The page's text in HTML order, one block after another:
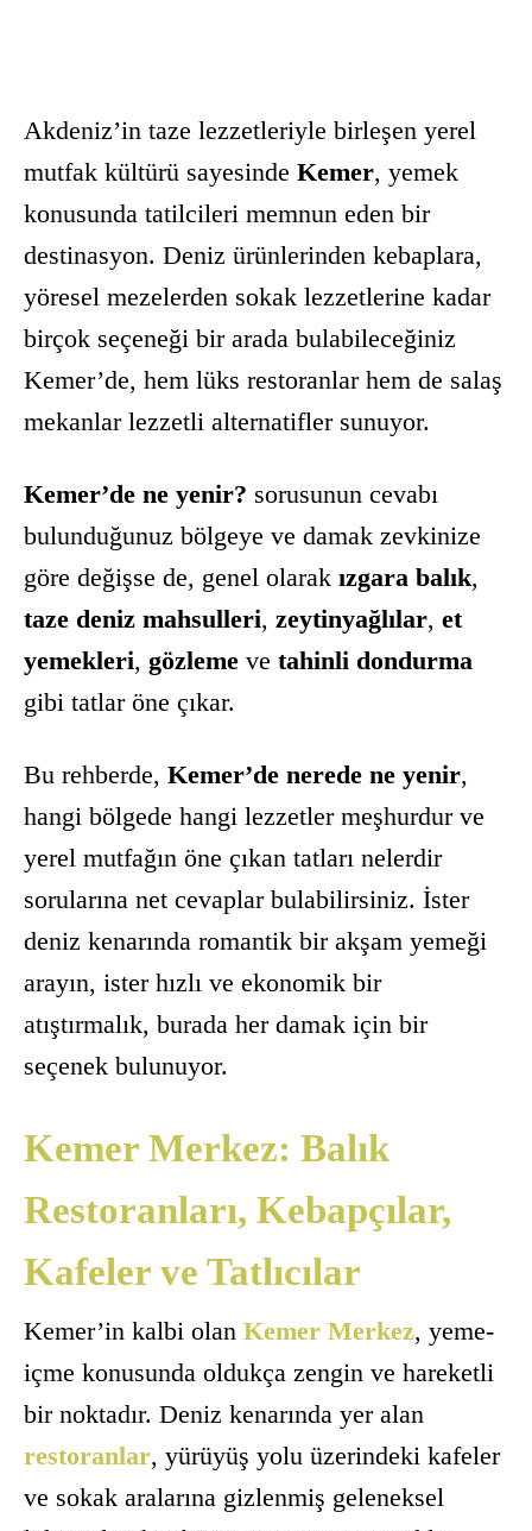
Akdeniz’in taze lezzetleriyle birleşen yerel
mutfak kültürü sayesinde Kemer, yemek
konusunda tatilcileri memnun eden bir
destinasyon. Deniz ürünlerinden kebaplara,
yöresel mezelerden sokak lezzetlerine kadar
birçok seçeneği bir arada bulabileceğiniz
Kemer’de, hem lüks restoranlar hem de salaş
mekanlar lezzetli alternatifler sunuyor.
Kemer’de ne yenir? sorusunun cevabı
bulunduğunuz bölgeye ve damak zevkinize
göre değişse de, genel olarak ızgara balık,
taze deniz mahsulleri, zeytinyağlılar, et
yemekleri, gözleme ve tahinli dondurma
gibi tatlar öne çıkar.
Bu rehberde, Kemer’de nerede ne yenir,
hangi bölgede hangi lezzetler meşhurdur ve
yerel mutfağın öne çıkan tatları nelerdir
sorularına net cevaplar bulabilirsiniz. İster
deniz kenarında romantik bir akşam yemeği
arayın, ister hızlı ve ekonomik bir
atıştırmalık, burada her damak için bir
seçenek bulunuyor.
Kemer Merkez: Balık
Restoranları, Kebapçılar,
Kafeler ve Tatlıcılar
Kemer’in kalbi olan Kemer Merkez, yeme-
içme konusunda oldukça zengin ve hareketli
bir noktadır. Deniz kenarında yer alan
restoranlar, yürüyüş yolu üzerindeki kafeler
ve sokak aralarına gizlenmiş geleneksel